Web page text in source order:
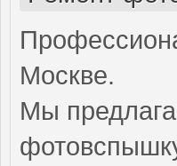
Москве.
Мы